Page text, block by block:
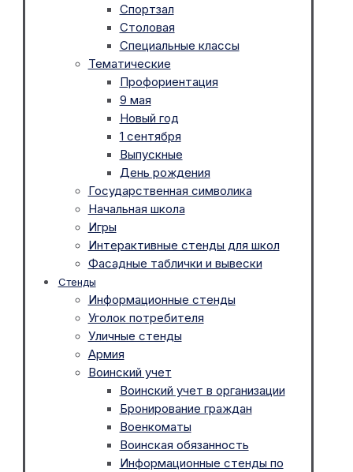
Спортзал
Столовая
Специальные классы
Тематические
Профориентация
9 мая
Новый год
1 сентября
Выпускные
День рождения
Государственная символика
Начальная школа
Игры
Интерактивные стенды для школ
Фасадные таблички и вывески
Стенды
Информационные стенды
Уголок потребителя
Уличные стенды
Армия
Воинский учет
Воинский учет в организации
Бронирование граждан
Военкоматы
Воинская обязанность
Информационные стенды по